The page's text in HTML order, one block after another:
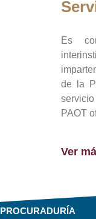
Es
de la
PAOT
Ver
PROCURADURÍA